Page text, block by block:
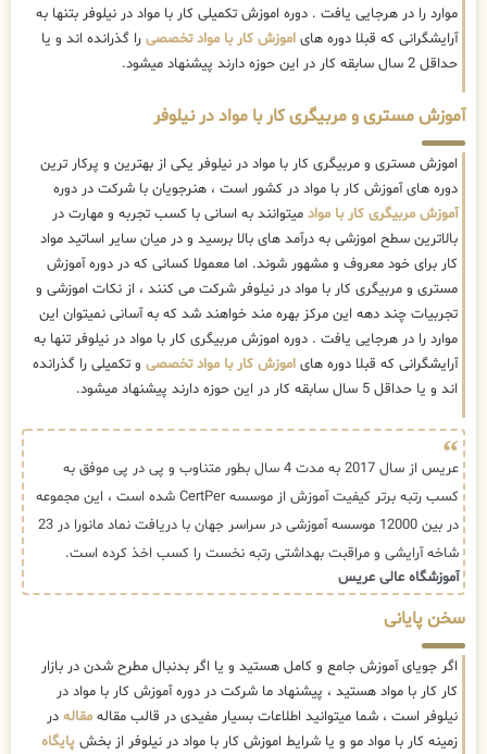
موارد را در هرجایی یافت . دوره اموزش تکمیلی کار با مواد در نیلوفر بتنها به
آرایشگرانی که قبلا دوره های اموزش کار با مواد تخصصی را گذرانده اند و یا
حداقل 2 سال سابقه کار در این حوزه دارند پیشنهاد میشود.
آموزش مستری و مربیگری کار با مواد در نیلوفر
اموزش مستری و مربیگری کار با مواد در نیلوفر یکی از بهترین و پرکار ترین
دوره های آموزش کار با مواد در کشور است ، هنرجویان با شرکت در دوره
آموزش مربیگری کار با مواد میتوانند به اسانی با کسب تجربه و مهارت در
بالاترین سطح اموزشی به درآمد های بالا برسید و در میان سایر اساتید مواد
کار برای خود معروف و مشهور شوند. اما معمولا کسانی که در دوره آموزش
مستری و مربیگری کار با مواد در نیلوفر شرکت می کنند ، از نکات اموزشی و
تجربیات چند دهه این مرکز بهره مند خواهند شد که به آسانی نمیتوان این
موارد را در هرجایی یافت . دوره اموزش مربیگری کار با مواد در نیلوفر تنها به
آرایشگرانی که قبلا دوره های اموزش کار با مواد تخصصی و تکمیلی را گذرانده
اند و یا حداقل 5 سال سابقه کار در این حوزه دارند پیشنهاد میشود.
عریس از سال 2017 به مدت 4 سال بطور متناوب و پی در پی موفق به
کسب رتبه برتر کیفیت آموزش از موسسه CertPer شده است ، این مجموعه
در بین 12000 موسسه آموزشی در سراسر جهان با دریافت نماد مانورا در 23
شاخه آرایشی و مراقبت بهداشتی رتبه نخست را کسب اخذ کرده است.
آموزشگاه عالی عریس
سخن پایانی
اگر جویای آموزش جامع و کامل هستید و یا اگر بدنبال مطرح شدن در بازار
کار کار با مواد هستید ، پیشنهاد ما شرکت در دوره آموزش کار با مواد در
نیلوفر است ، شما میتوانید اطلاعات بسیار مفیدی در قالب مقاله مقاله در
زمینه کار با مواد مو و یا شرایط اموزش کار با مواد در نیلوفر از بخش پایگاه